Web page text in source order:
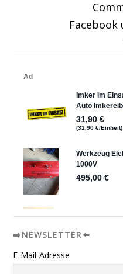
➡️NEWSLETTER⬅️
E-Mail-Adresse